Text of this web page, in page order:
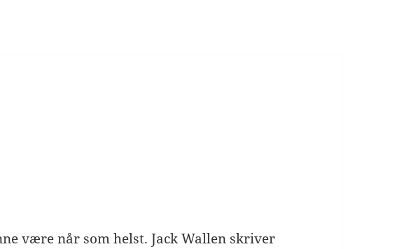
være når som helst. Jack Wallen skriver